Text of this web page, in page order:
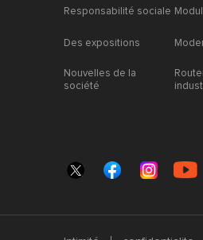
Responsabilité sociale
Des expositions
Nouvelles de la
société